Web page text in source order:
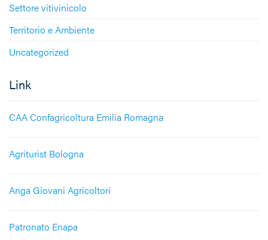
Settore vitivinicolo
Territorio e Ambiente
Uncategorized
Link
CAA Confagricoltura Emilia Romagna
Agriturist Bologna
Anga Giovani Agricoltori
Patronato Enapa